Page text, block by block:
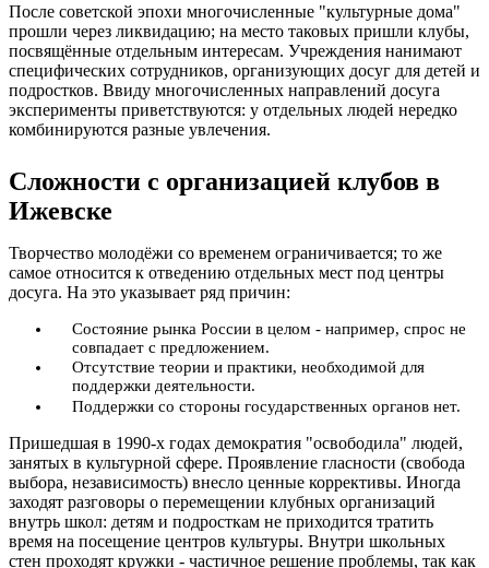
После советской эпохи многочисленные "культурные дома"
прошли через ликвидацию; на место таковых пришли клубы,
посвящённые отдельным интересам. Учреждения нанимают
специфических сотрудников, организующих досуг для детей и
подростков. Ввиду многочисленных направлений досуга
эксперименты приветствуются: у отдельных людей нередко
комбинируются разные увлечения.
Сложности с организацией клубов в
Ижевске
Творчество молодёжи со временем ограничивается; то же
самое относится к отведению отдельных мест под центры
досуга. На это указывает ряд причин:
Состояние рынка России в целом - например, спрос не
совпадает с предложением.
Отсутствие теории и практики, необходимой для
поддержки деятельности.
Поддержки со стороны государственных органов нет.
Пришедшая в 1990-х годах демократия "освободила" людей,
занятых в культурной сфере. Проявление гласности (свобода
выбора, независимость) внесло ценные коррективы. Иногда
заходят разговоры о перемещении клубных организаций
внутрь школ: детям и подросткам не приходится тратить
время на посещение центров культуры. Внутри школьных
стен проходят кружки - частичное решение проблемы, так как